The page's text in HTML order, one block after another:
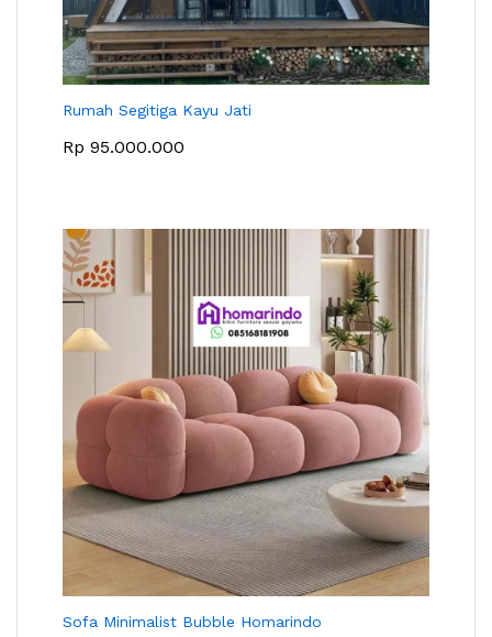
Rumah Segitiga Kayu Jati
Rp 95.000.000
Sofa Minimalist Bubble Homarindo